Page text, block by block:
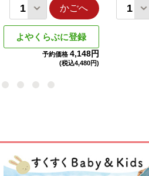
かごへ
よやくらぶに登録
予約価格 4,148円
(税込4,480円)